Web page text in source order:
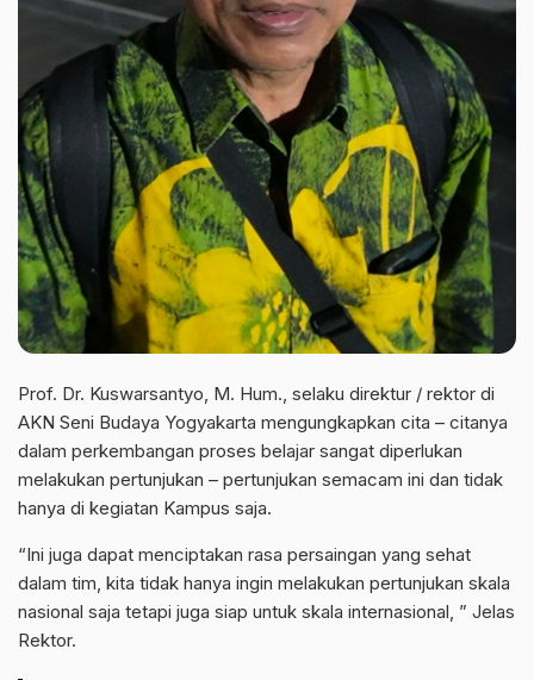
Prof. Dr. Kuswarsantyo, M. Hum., selaku direktur / rektor di
AKN Seni Budaya Yogyakarta mengungkapkan cita – citanya
dalam perkembangan proses belajar sangat diperlukan
melakukan pertunjukan – pertunjukan semacam ini dan tidak
hanya di kegiatan Kampus saja.
“Ini juga dapat menciptakan rasa persaingan yang sehat
dalam tim, kita tidak hanya ingin melakukan pertunjukan skala
nasional saja tetapi juga siap untuk skala internasional, ” Jelas
Rektor.